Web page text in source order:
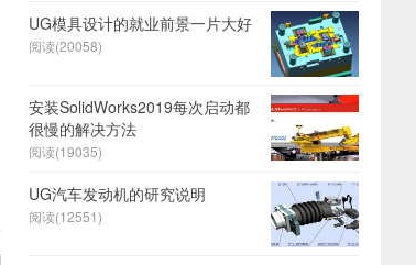
UG模具设计的就业前景一片大好
阅读(20058)
安装SolidWorks2019每次启动都
很慢的解决方法
阅读(19035)
UG汽车发动机的研究说明
阅读(12551)